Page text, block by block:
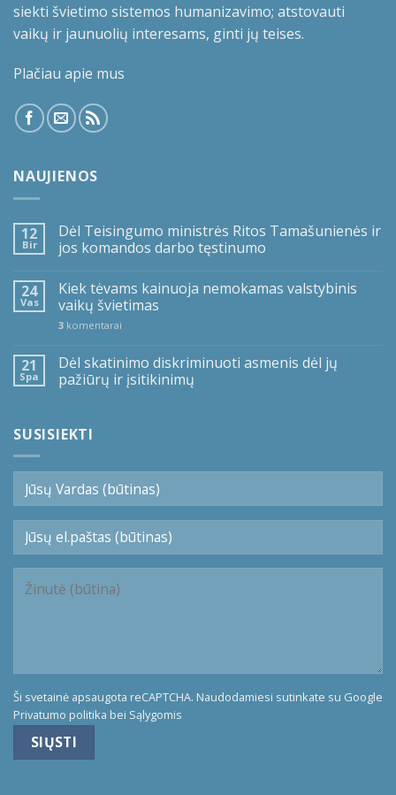
siekti švietimo sistemos humanizavimo; atstovauti
vaikų ir jaunuolių interesams, ginti jų teises.
Plačiau apie mus
NAUJIENOS
12
Bir
Dėl Teisingumo ministrės Ritos Tamašunienės ir
jos komandos darbo tęstinumo
24
Vas
Kiek tėvams kainuoja nemokamas valstybinis
vaikų švietimas
3 komentarai
21
Spa
Dėl skatinimo diskriminuoti asmenis dėl jų
pažiūrų ir įsitikinimų
SUSISIEKTI
Ši svetainė apsaugota reCAPTCHA. Naudodamiesi sutinkate su Google
Privatumo politika bei Sąlygomis